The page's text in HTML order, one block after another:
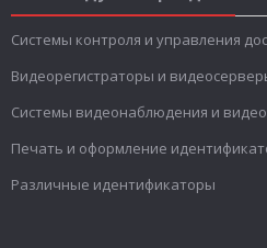
Системы контроля и управления
Видеорегистраторы и
Системы видеонаблюдения и
Печать и оформление
Различные идентификаторы